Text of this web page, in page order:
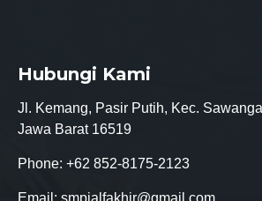
Hubungi Kami
Jl. Kemang, Pasir Putih, Kec.
Jawa Barat 16519
Phone: +62 852-8175-2123
Email: smpialfakhir@gmail.com